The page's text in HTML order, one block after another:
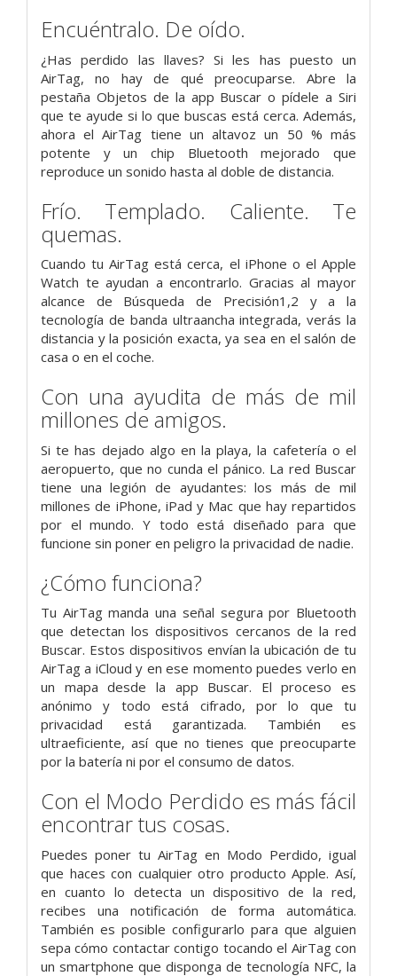
Encuéntralo. De oído.
¿Has perdido las llaves? Si les has puesto un
AirTag, no hay de qué preocuparse. Abre la
pestaña Objetos de la app Buscar o pídele a Siri
que te ayude si lo que buscas está cerca. Además,
ahora el AirTag tiene un altavoz un 50 % más
potente y un chip Bluetooth mejorado que
reproduce un sonido hasta al doble de distancia.
Frío. Templado. Caliente. Te
quemas.
Cuando tu AirTag está cerca, el iPhone o el Apple
Watch te ayudan a encontrarlo. Gracias al mayor
alcance de Búsqueda de Precisión1,2 y a la
tecnología de banda ultraancha integrada, verás la
distancia y la posición exacta, ya sea en el salón de
casa o en el coche.
Con una ayudita de más de mil
millones de amigos.
Si te has dejado algo en la playa, la cafetería o el
aeropuerto, que no cunda el pánico. La red Buscar
tiene una legión de ayudantes: los más de mil
millones de iPhone, iPad y Mac que hay repartidos
por el mundo. Y todo está diseñado para que
funcione sin poner en peligro la privacidad de nadie.
¿Cómo funciona?
Tu AirTag manda una señal segura por Bluetooth
que detectan los dispositivos cercanos de la red
Buscar. Estos dispositivos envían la ubicación de tu
AirTag a iCloud y en ese momento puedes verlo en
un mapa desde la app Buscar. El proceso es
anónimo y todo está cifrado, por lo que tu
privacidad está garantizada. También es
ultraeficiente, así que no tienes que preocuparte
por la batería ni por el consumo de datos.
Con el Modo Perdido es más fácil
encontrar tus cosas.
Puedes poner tu AirTag en Modo Perdido, igual
que haces con cualquier otro producto Apple. Así,
en cuanto lo detecta un dispositivo de la red,
recibes una notificación de forma automática.
También es posible configurarlo para que alguien
sepa cómo contactar contigo tocando el AirTag con
un smart­phone que disponga de tecnología NFC, la